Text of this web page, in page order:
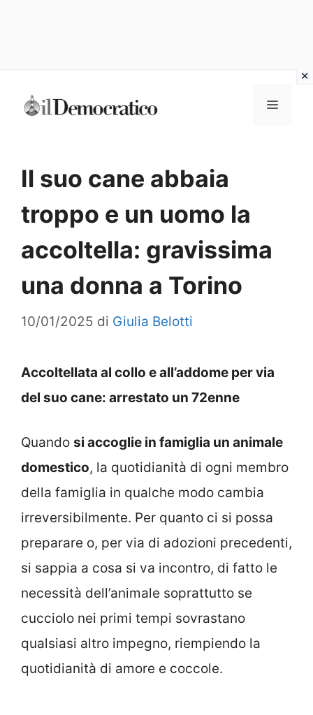
Menu
Il suo cane abbaia
troppo e un uomo la
accoltella: gravissima
una donna a Torino
10/01/2025 di Giulia Belotti
Accoltellata al collo e all’addome per via
del suo cane: arrestato un 72enne
Quando si accoglie in famiglia un animale
domestico, la quotidianità di ogni membro
della famiglia in qualche modo cambia
irreversibilmente. Per quanto ci si possa
preparare o, per via di adozioni precedenti,
si sappia a cosa si va incontro, di fatto le
necessità dell’animale soprattutto se
cucciolo nei primi tempi sovrastano
qualsiasi altro impegno, riempiendo la
quotidianità di amore e coccole.